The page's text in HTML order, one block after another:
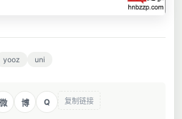
yooz uni
微 博 Q 复制链接